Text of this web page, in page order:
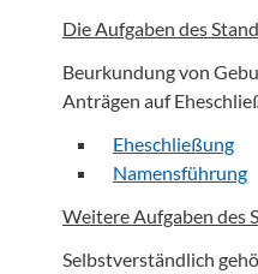
Die Aufgaben des
Beurkundung von
Anträgen auf
Eheschließung
Namensführung
Weitere Aufgaben des
Selbstverständlich